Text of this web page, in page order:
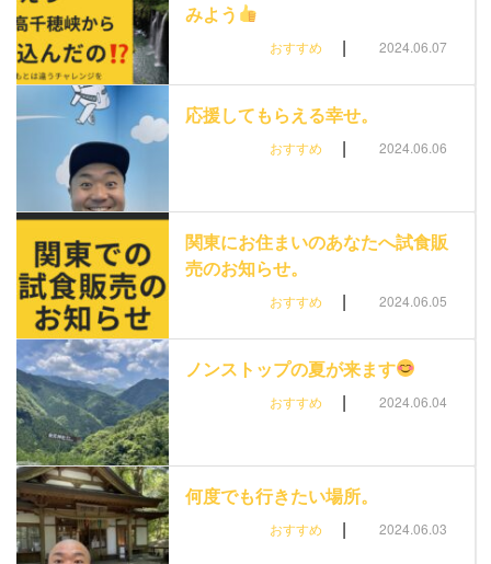
みよう
おすすめ | 2024.06.07
応援してもらえる幸せ。
おすすめ | 2024.06.06
関東にお住まいのあなたへ試食販
売のお知らせ。
おすすめ | 2024.06.05
ノンストップの夏が来ます
おすすめ | 2024.06.04
何度でも行きたい場所。
おすすめ | 2024.06.03